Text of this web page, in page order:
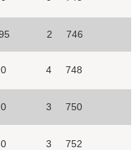
2 746
0 4 748
0 3 750
0 3 752